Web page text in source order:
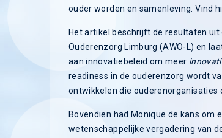
ouder worden en samenleving. Vind
Het artikel beschrijft de resultaten
Ouderenzorg Limburg (AWO-L) en
aan innovatiebeleid om meer
readiness in de ouderenzorg wordt
ontwikkelen die ouderenorganisaties
Bovendien had Monique de kans om
wetenschappelijke vergadering van